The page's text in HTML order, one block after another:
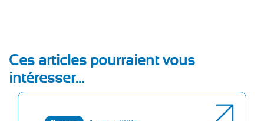
Ces articles pourraient vous
intéresser...